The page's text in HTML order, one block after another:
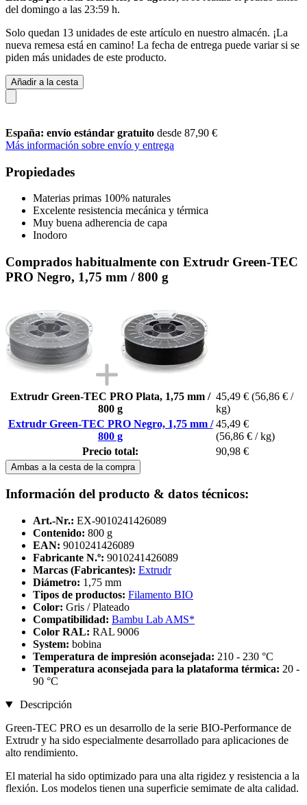
del domingo a las 23:59 h.
Solo quedan 13 unidades de este artículo en nuestro almacén. ¡La
nueva remesa está en camino! La fecha de entrega puede variar si se
piden más unidades de este producto.
Añadir a la cesta
España: envío estándar gratuito desde 87,90 €
Más información sobre envío y entrega
Propiedades
Materias primas 100% naturales
Excelente resistencia mecánica y térmica
Muy buena adherencia de capa
Inodoro
Comprados habitualmente con Extrudr Green-TEC
PRO Negro, 1,75 mm / 800 g
Extrudr Green-TEC PRO Plata, 1,75 mm /
800 g
45,49 € (56,86 € /
kg)
Extrudr Green-TEC PRO Negro, 1,75 mm /
800 g
45,49 €
(56,86 € / kg)
Precio total:
90,98 €
Ambas a la cesta de la compra
Información del producto & datos técnicos:
Art.-Nr.: EX-9010241426089
Contenido: 800 g
EAN: 9010241426089
Fabricante N.º: 9010241426089
Marcas (Fabricantes): Extrudr
Diámetro: 1,75 mm
Tipos de productos: Filamento BIO
Color: Gris / Plateado
Compatibilidad: Bambu Lab AMS*
Color RAL: RAL 9006
System: bobina
Temperatura de impresión aconsejada: 210 - 230 °C
Temperatura aconsejada para la plataforma térmica: 20 -
90 °C
Descripción
Green-TEC PRO es un desarrollo de la serie BIO-Performance de
Extrudr y ha sido especialmente desarrollado para aplicaciones de
alto rendimiento.
El material ha sido optimizado para una alta rigidez y resistencia a la
flexión. Los modelos tienen una superficie semimate de alta calidad.